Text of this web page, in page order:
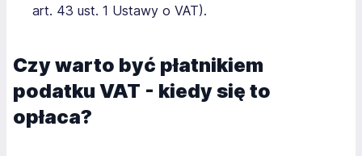
art. 43 ust. 1 Ustawy o VAT).
Czy warto być płatnikiem
podatku VAT - kiedy się to
opłaca?